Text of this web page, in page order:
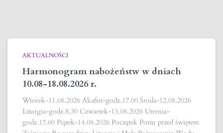
AKTUALNOŚCI
Harmonogram nabożeństw w dniach
10.08-18.08.2026 r.
Wtorek-11.08.2026 Akafist-godz.17.00 Środa-12.08.2026
Liturgia-godz.8.30 Czwartek-13.08.2026 Utrenia-
godz.17.00 Piątek-14.08.2026 Początek Postu przed świętem